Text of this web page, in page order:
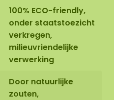
100% ECO-friendly,
onder staatstoezicht
verkregen,
milieuvriendelijke
verwerking
Door natuurlijke
zouten,